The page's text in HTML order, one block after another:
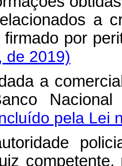
a
firmado por
de 2019)
a
Nacional
pela Lei